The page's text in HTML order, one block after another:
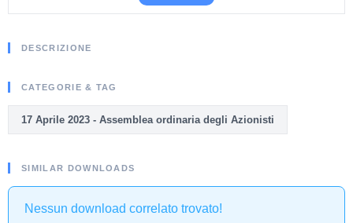
DESCRIZIONE
CATEGORIE & TAG
17 Aprile 2023 - Assemblea ordinaria degli Azionisti
SIMILAR DOWNLOADS
Nessun download correlato trovato!